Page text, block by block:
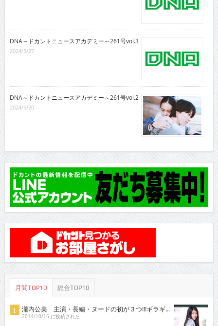
DNA～ドカントニュースアカデミー～261号vol.3
2024/5/27
DNA～ドカントニュースアカデミー～261号vol.2
2024/5/20
月間TOP10 総合TOP10
瀧内公美 主演・長編・ヌードの初が３つ!!!ギラギ...
2014/10/16 に投稿された